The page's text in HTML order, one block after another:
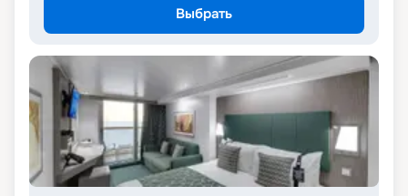
Выбрать